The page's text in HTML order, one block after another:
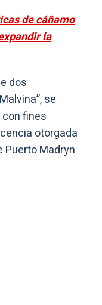
de cáñamo
la
dos
se
fines
otorgada
Puerto Madryn